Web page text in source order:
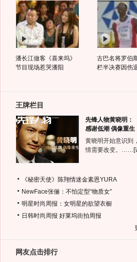
潘长江做客《喜来坞》
节目现场惹哭潘阳
古巴名将罗伯
栏半决赛因伤
王牌栏目
先锋人物黄晓明：
感谢低潮 偶像重生
黄晓明开始意识到
情需要改变。…… [
《秘密天使》陈翔情迷金素恩YURA
NewFace张俪：不怕定型“物质女”
明星时尚周报：女明星的欲望衣橱
日韩时尚周报 好莱坞街拍周报
网友点击排行